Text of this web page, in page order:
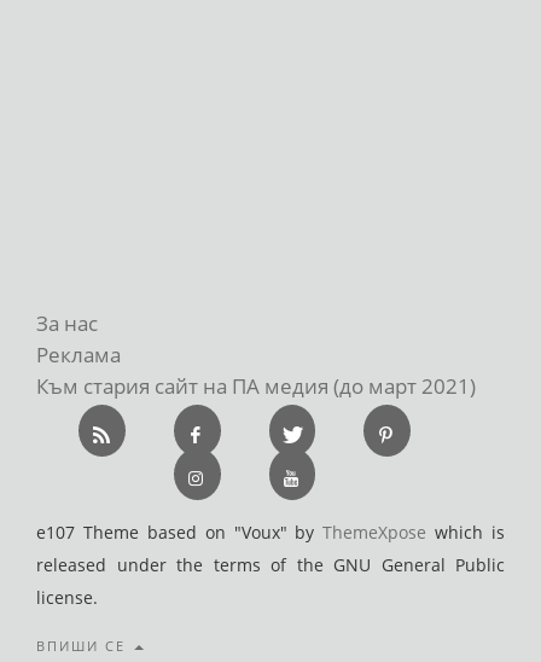
За нас
Реклама
Към стария сайт на ПА медия (до март 2021)
e107 Theme based on "Voux" byThemeXpose which is
released under the terms of the GNU General Public
license.
ВПИШИ СЕ